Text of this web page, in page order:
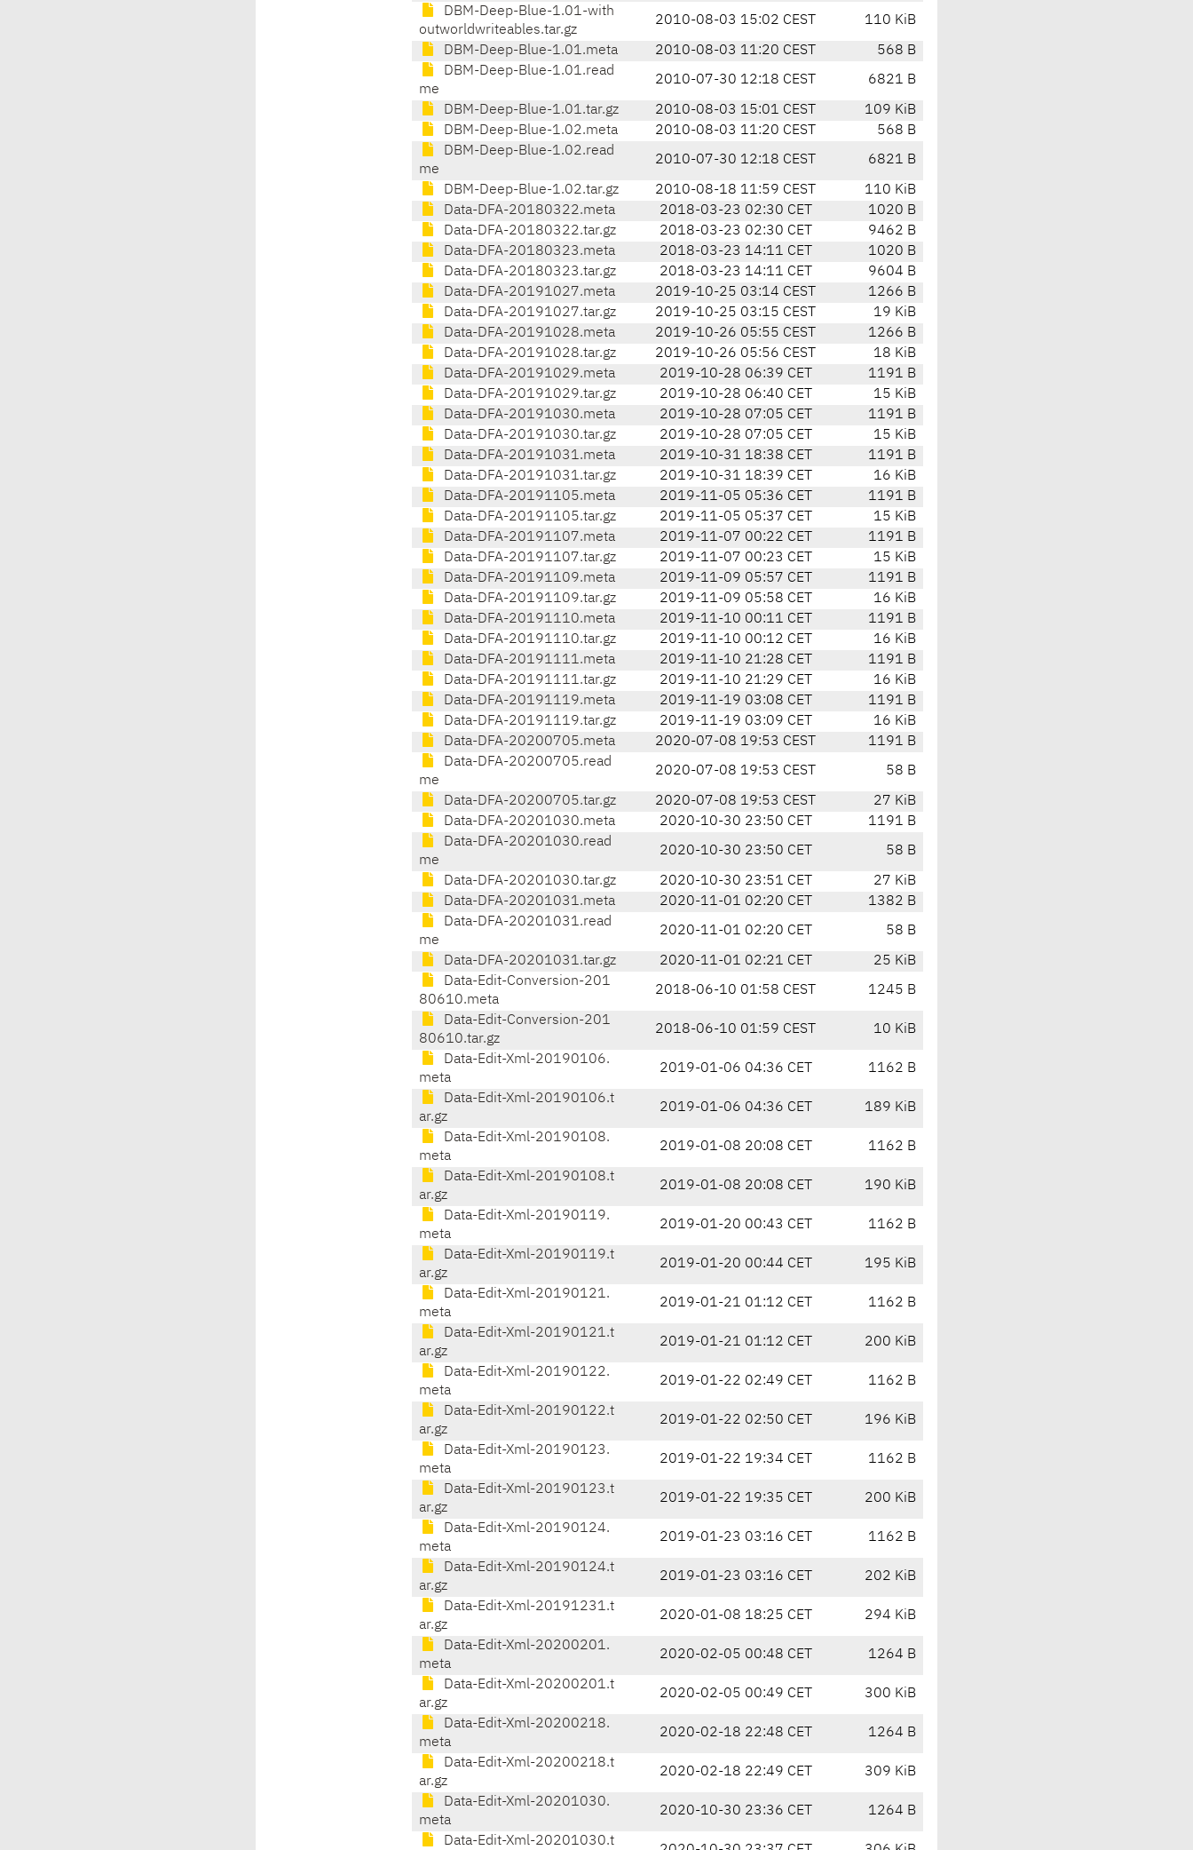
DBM-Deep-Blue-1.01-with
outworldwriteables.tar.gz
2010-08-03 15:02 CEST 110 KiB
DBM-Deep-Blue-1.01.meta 2010-08-03 11:20 CEST
568 B
DBM-Deep-Blue-1.01.read
me
2010-07-30 12:18 CEST 6821 B
DBM-Deep-Blue-1.01.tar.gz 2010-08-03 15:01 CEST
109 KiB
DBM-Deep-Blue-1.02.meta
2010-08-03 11:20 CEST
568 B
DBM-Deep-Blue-1.02.read
me
2010-07-30 12:18 CEST 6821 B
DBM-Deep-Blue-1.02.tar.gz 2010-08-18 11:59 CEST
110 KiB
Data-DFA-20180322.meta
2018-03-23 02:30 CET
1020 B
Data-DFA-20180322.tar.gz
2018-03-23 02:30 CET
9462 B
Data-DFA-20180323.meta
2018-03-23 14:11 CET
1020 B
Data-DFA-20180323.tar.gz
2018-03-23 14:11 CET
9604 B
Data-DFA-20191027.meta
2019-10-25 03:14 CEST
1266 B
Data-DFA-20191027.tar.gz
2019-10-25 03:15 CEST
19 KiB
Data-DFA-20191028.meta
2019-10-26 05:55 CEST
1266 B
Data-DFA-20191028.tar.gz
2019-10-26 05:56 CEST
18 KiB
Data-DFA-20191029.meta
2019-10-28 06:39 CET
1191 B
Data-DFA-20191029.tar.gz
2019-10-28 06:40 CET
15 KiB
Data-DFA-20191030.meta
2019-10-28 07:05 CET
1191 B
Data-DFA-20191030.tar.gz
2019-10-28 07:05 CET
15 KiB
Data-DFA-20191031.meta
2019-10-31 18:38 CET
1191 B
Data-DFA-20191031.tar.gz
2019-10-31 18:39 CET
16 KiB
Data-DFA-20191105.meta
2019-11-05 05:36 CET
1191 B
Data-DFA-20191105.tar.gz
2019-11-05 05:37 CET
15 KiB
Data-DFA-20191107.meta
2019-11-07 00:22 CET
1191 B
Data-DFA-20191107.tar.gz
2019-11-07 00:23 CET
15 KiB
Data-DFA-20191109.meta
2019-11-09 05:57 CET
1191 B
Data-DFA-20191109.tar.gz
2019-11-09 05:58 CET
16 KiB
Data-DFA-20191110.meta
2019-11-10 00:11 CET
1191 B
Data-DFA-20191110.tar.gz
2019-11-10 00:12 CET
16 KiB
Data-DFA-20191111.meta
2019-11-10 21:28 CET
1191 B
Data-DFA-20191111.tar.gz
2019-11-10 21:29 CET
16 KiB
Data-DFA-20191119.meta
2019-11-19 03:08 CET
1191 B
Data-DFA-20191119.tar.gz
2019-11-19 03:09 CET
16 KiB
Data-DFA-20200705.meta
2020-07-08 19:53 CEST
1191 B
Data-DFA-20200705.read
me
2020-07-08 19:53 CEST 58 B
Data-DFA-20200705.tar.gz 2020-07-08 19:53 CEST
27 KiB
Data-DFA-20201030.meta
2020-10-30 23:50 CET
1191 B
Data-DFA-20201030.read
me
2020-10-30 23:50 CET 58 B
Data-DFA-20201030.tar.gz 2020-10-30 23:51 CET
27 KiB
Data-DFA-20201031.meta
2020-11-01 02:20 CET
1382 B
Data-DFA-20201031.read
me
2020-11-01 02:20 CET 58 B
Data-DFA-20201031.tar.gz 2020-11-01 02:21 CET
25 KiB
Data-Edit-Conversion-201
80610.meta
2018-06-10 01:58 CEST 1245 B
Data-Edit-Conversion-201
80610.tar.gz
2018-06-10 01:59 CEST 10 KiB
Data-Edit-Xml-20190106.
meta
2019-01-06 04:36 CET 1162 B
Data-Edit-Xml-20190106.t
ar.gz
2019-01-06 04:36 CET 189 KiB
Data-Edit-Xml-20190108.
meta
2019-01-08 20:08 CET 1162 B
Data-Edit-Xml-20190108.t
ar.gz
2019-01-08 20:08 CET 190 KiB
Data-Edit-Xml-20190119.
meta
2019-01-20 00:43 CET 1162 B
Data-Edit-Xml-20190119.t
ar.gz
2019-01-20 00:44 CET 195 KiB
Data-Edit-Xml-20190121.
meta
2019-01-21 01:12 CET 1162 B
Data-Edit-Xml-20190121.t
ar.gz
2019-01-21 01:12 CET 200 KiB
Data-Edit-Xml-20190122.
meta
2019-01-22 02:49 CET 1162 B
Data-Edit-Xml-20190122.t
ar.gz
2019-01-22 02:50 CET 196 KiB
Data-Edit-Xml-20190123.
meta
2019-01-22 19:34 CET 1162 B
Data-Edit-Xml-20190123.t
ar.gz
2019-01-22 19:35 CET 200 KiB
Data-Edit-Xml-20190124.
meta
2019-01-23 03:16 CET 1162 B
Data-Edit-Xml-20190124.t
ar.gz
2019-01-23 03:16 CET 202 KiB
Data-Edit-Xml-20191231.t
ar.gz
2020-01-08 18:25 CET 294 KiB
Data-Edit-Xml-20200201.
meta
2020-02-05 00:48 CET 1264 B
Data-Edit-Xml-20200201.t
ar.gz
2020-02-05 00:49 CET 300 KiB
Data-Edit-Xml-20200218.
meta
2020-02-18 22:48 CET 1264 B
Data-Edit-Xml-20200218.t
ar.gz
2020-02-18 22:49 CET 309 KiB
Data-Edit-Xml-20201030.
meta
2020-10-30 23:36 CET 1264 B
Data-Edit-Xml-20201030.t